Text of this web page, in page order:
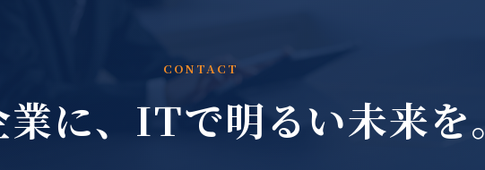
CONTACT
に、 ITで明るい未来を。